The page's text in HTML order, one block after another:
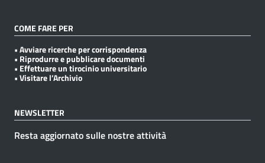
COME FARE PER
• Avviare ricerche per corrispondenza
• Riprodurre e pubblicare documenti
• Effettuare un tirocinio universitario
• Visitare l’Archivio
NEWSLETTER
Resta aggiornato sulle nostre attività